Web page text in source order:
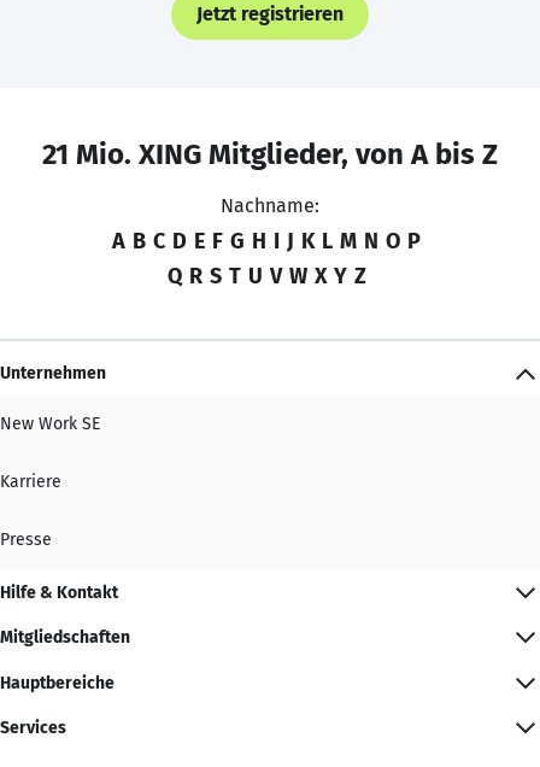
Jetzt registrieren
21 Mio. XING Mitglieder, von A bis Z
Nachname:
A B C D E F G H I J K L M N O P
Q R S T U V W X Y Z
Unternehmen
New Work SE
Karriere
Presse
Hilfe & Kontakt
Mitgliedschaften
Hauptbereiche
Services